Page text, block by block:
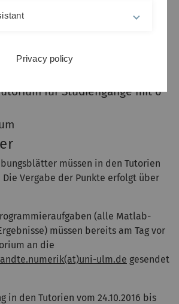
für Studiengänge mit 6
müssen in den Tutorien
Vergabe der Punkte erfolgt über
(alle Matlab-
müssen bereits am Tag vor
an die
ulm.de gesendet
in den Tutorien vom 24.10.2016 bis
Privacy policy